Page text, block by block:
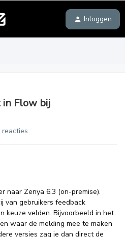
Inloggen
Flow bij
reacties
naar Zenya 6.3 (on-premise).
van gebruikers feedback
keuze velden. Bijvoorbeeld in het
waar de melding mee te maken
versies zag je dan direct de